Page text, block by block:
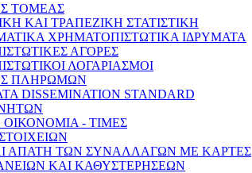
ΤΟΜΕΑΣ
ΚΑΙ ΤΡΑΠΕΖΙΚΗ ΣΤΑΤΙΣΤΙΚΗ
ΧΡΗΜΑΤΟΠΙΣΤΩΤΙΚΑ ΙΔΡΥΜΑΤΑ
ΑΓΟΡΕΣ
ΛΟΓΑΡΙΑΣΜΟΙ
ΠΛΗΡΩΜΩΝ
DISSEMINATION STANDARD
ΟΙΚΟΝΟΜΙΑ - ΤΙΜΕΣ
ΑΠΑΤΗ ΤΩΝ ΣΥΝΑΛΛΑΓΩΝ ΜΕ ΚΑΡΤΕΣ
ΚΑΙ ΚΑΘΥΣΤΕΡΗΣΕΩΝ